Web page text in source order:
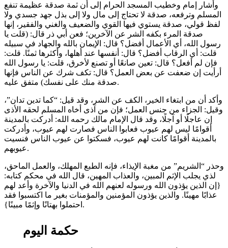
وأشار إمام وخطيب المسجد الحرام إلى أن ثمة صدقة عظيمة تنفع
المسلم وترفعه، صدقة لا تحتاج إلى مال ولا إلى بذل جهد جسدي ولا
لفظ قولي، صدقة يستوي فيها القوي والضعيف والغني والفقير، إنها
صدقة المرء بكفه الشر عن الآخرين؛ فعن أبي ذر قال: (قلت يا
رسول الله، أي الأعمال أفضل؟ قال: الإيمان بالله والجهاد في سبيله
قلت: أي الرقاب أفضل؟ قال: أنفسها عند أهلها، وأكثرها ثمنًا. قلت:
فإن لم أفعل؟ قال: تعين صانعًا أو تصنع لأخرق، قلت: يا رسول الله
أرأيت إن ضعفت عن بعض العمل؟ قال: تكف شرك عن الناس فإنها
صدقة منك على نفسك) متفق عليه.
وأكد أن من ابتغاء الخير، الكف عن الشر، وقد قيل: “كما تدين تدان”،
وقيل: الجزاء من جنس العمل؛ فإن من آذى أخاه المسلم لحقه الأذى
إن عاجلًا أو آجلًا، وقد قال الإمام مالك رحمه الله: أدركت بالمدينة
أقوامًا ليس لهم عيوب فعابوا الناس فصارت لهم عيوب، وأدركت
بالمدينة أقوامًا كانت لهم عيوب، فسكتوا عن عيوب الناس فنسيت
عيوبهم.
وحذر “الشريم” من مغبة الإيذاء، فإنه الطبع المهلك، والعمل الماحق،
لذي يجلب الإثم المبين، والعذاب المهين، قال الله في محكم كتابه:
{إن الذين يؤذون الله ورسوله لعنهم الله في الدنيا والآخرة وأعد لهم
عذابًا مهينًا. والذين يؤذون المؤمنين والمؤمنات بغير ما اكتسبوا فقد
احتملوا بهتانًا وإثمًا مبينًا}.
حكمة اليوم